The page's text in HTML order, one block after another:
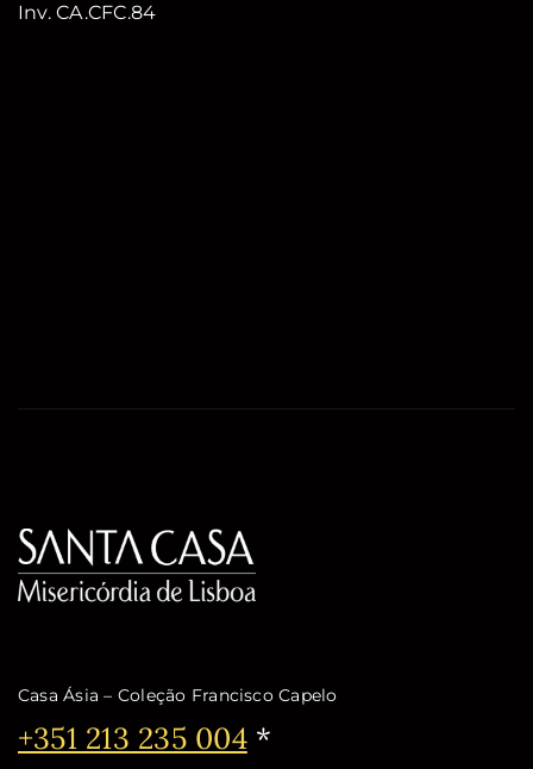
Inv. CA.CFC.84
Casa Ásia – Coleção Francisco Capelo
Telefone:
+351 213 235 004*